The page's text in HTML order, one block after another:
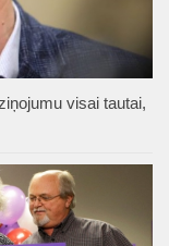
visai tautai,